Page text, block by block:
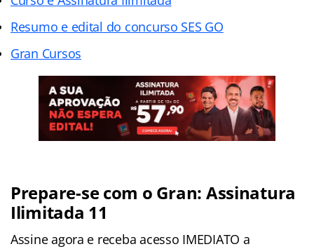
Resumo e edital do concurso SES GO
Gran Cursos
Prepare-se com o Gran: Assinatura
Ilimitada 11
Assine agora e receba acesso IMEDIATO a